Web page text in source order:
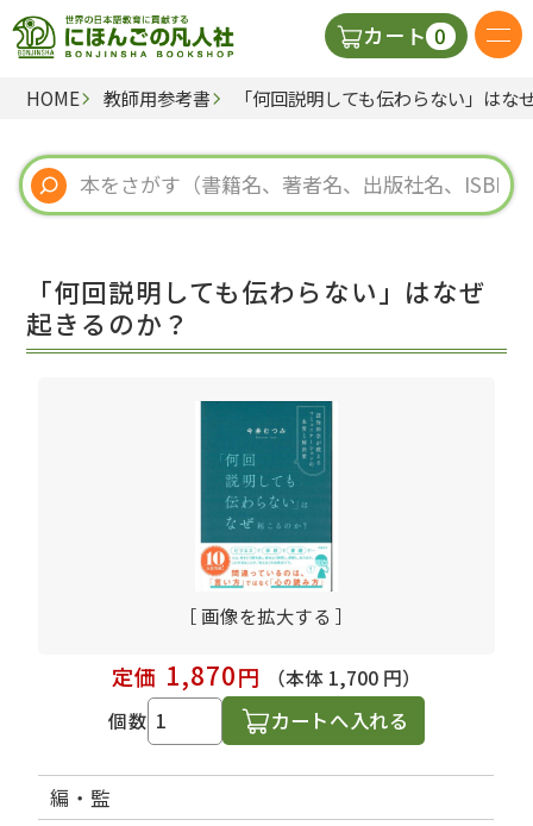
カート 0
日本語の教科書
視聴覚・補助教材
教師用参考書
HOME 教師用参考書 「何回説明しても伝わらない」はな
「何回説明しても伝わらない」はなぜ
起きるのか？
［ 画像を拡大する ］
定価 1,870円
（本体 1,700 円）
個数
カートへ入れる
編・監